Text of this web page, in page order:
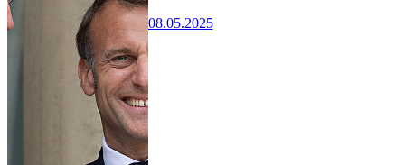
08.05.2025